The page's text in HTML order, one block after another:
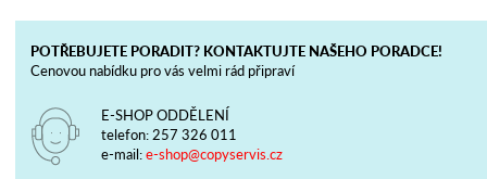
POTŘEBUJETE PORADIT? KONTAKTUJTE NAŠEHO PORADCE!
Cenovou nabídku pro vás velmi rád připraví
E-SHOP ODDĚLENÍ
telefon: 257 326 011
e-mail:e-shop@copyservis.cz